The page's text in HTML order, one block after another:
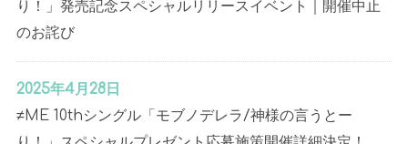
り！」発売記念スペシャルリリースイベント｜開催中止
のお詫び
2025年4月28日
≠ME 10thシングル「モブノデレラ/神様の言うとー